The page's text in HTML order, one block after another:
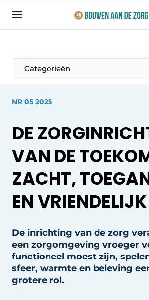
Aanmelden
Bedrijven
Bouwen aan de Zorg | Vakblad
Direct contact
Evenement aanmelden
Jaarboek
Jubileumboek
Nieuwsbrief
Podcasts
Privacy / Cookie statement
Vacature aanmelden
Vacatures
Categorieën
Evenementen
Ziekenhuizen
Woonzorg & Verpleeghuizen
Privéklinieken
Laboratoria
NR 05 2025
DE
VAN DE
ZACHT,
EN VRIENDELIJK
De inrichting van de zorg
een zorgomgeving vroeger
functioneel moest zijn,
sfeer, warmte en beleving
grotere rol.